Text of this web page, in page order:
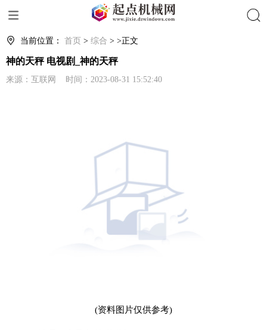
当前位置： 首页 > 综合 > >正文
神的天秤 电视剧_神的天秤
来源：互联网 时间：2023-08-31 15:52:40
(资料图片仅供参考)